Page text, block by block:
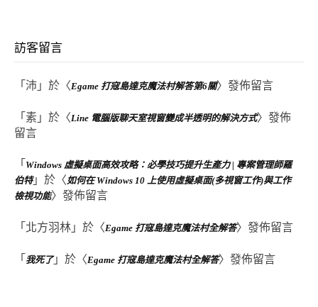
訪客留言
「 沛 」於〈Egame 打寇島達克魔法村解答第6關〉發佈留言
「 素 」於〈Line 電腦版聊天室視窗變成半透明的解決方式〉發佈
留言
「 Windows 虛擬桌面高效攻略：必學技巧提升生產力 | 專案管理師羅
伯特」於〈 如何在 Windows 10 上使用虛擬桌面(多視窗工作)與工作
檢視功能〉發佈留言
「 北方羽林 」於〈Egame 打寇島達克魔法村全解答〉發佈留言
「 我死了」於〈Egame 打寇島達克魔法村全解答〉發佈留言